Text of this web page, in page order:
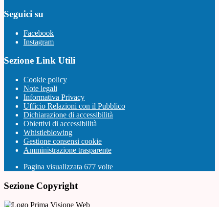
Seguici su
Facebook
Instagram
Sezione Link Utili
Cookie policy
Note legali
Informativa Privacy
Ufficio Relazioni con il Pubblico
Dichiarazione di accessibilità
Obiettivi di accessibilità
Whistleblowing
Gestione consensi cookie
Amministrazione trasparente
Pagina visualizzata 677 volte
Sezione Copyright